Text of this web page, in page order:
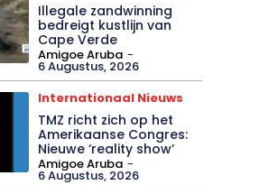
Illegale zandwinning
bedreigt kustlijn van
Cape Verde
Amigoe Aruba -
6 Augustus, 2026
Internationaal Nieuws
TMZ richt zich op het
Amerikaanse Congres:
Nieuwe ‘reality show’
Amigoe Aruba -
6 Augustus, 2026